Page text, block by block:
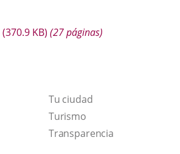
(370.9 KB) (27 páginas)
Tu ciudad
TurismoEste
enlace
Transparencia